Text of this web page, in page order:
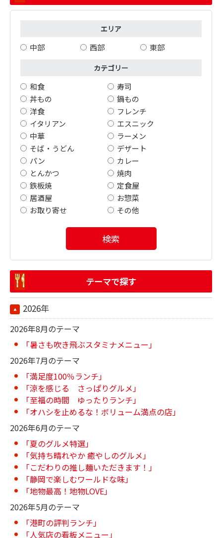
エリア
中部 西部 東部
カテゴリー
和食
寿司
丼もの
鍋もの
洋食
フレンチ
イタリアン
エスニック
中華
ラーメン
そば・うどん
デザート
パン
カレー
とんかつ
焼肉
鉄板焼
定食屋
居酒屋
お惣菜
お取り寄せ
その他
検索
テーマで探す
2026年
2026年8月のテーマ
「暑さも吹き飛ぶスタミナメニュー」
2026年7月のテーマ
「満足度100％ランチ」
「涼を感じる さっぱりグルメ」
「至福の時間 ゆったりランチ」
「オハシを止めるな！ボリューム満点の店」
2026年6月のテーマ
「夏のグルメ特選」
「気持ち晴れやか 癒やしのグルメ」
「こだわりの推し麺いただきます！」
「静岡で楽しむワールドな味」
「地物最高！地物LOVE」
2026年5月のテーマ
「港町の評判ランチ」
「人気店の看板メニュー」